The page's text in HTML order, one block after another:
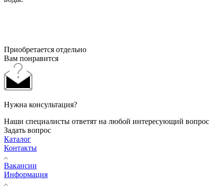
Приобретается отдельно
Вам понравится
Нужна консультация?
Наши специалисты ответят на любой интересующий вопрос
Задать вопрос
Каталог
Контакты
Вакансии
Информация